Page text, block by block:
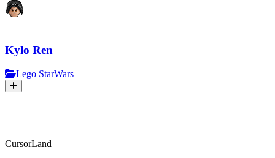
Kylo Ren
Lego StarWars
CursorLand